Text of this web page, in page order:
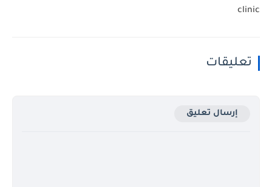
clinic
تعليقات
إرسال تعليق